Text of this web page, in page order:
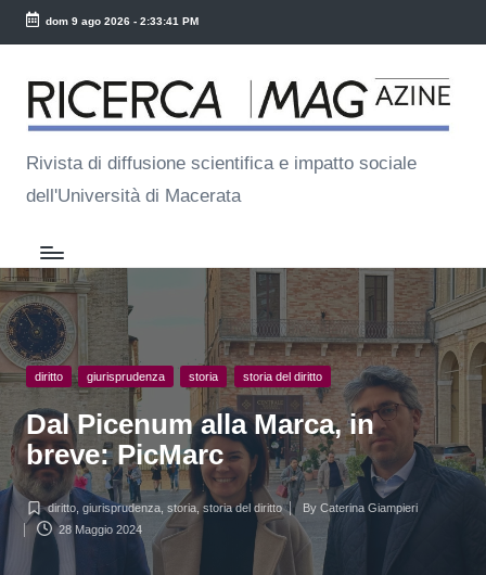
Skip
content
dom 9 ago 2026- 2:33:41 PM
R
ic
e
r
c
a
M
a
g
Rivista di diffusione scientifica e impatto sociale
dell'Università di Macerata
Posted
diritto giurisprudenza storia storia del diritto
Dal Picenum alla Marca, in
breve: PicMarc
Posted
diritto ,giurisprudenza ,storia ,storia del diritto
Posted
by
By Caterina Giampieri
28 Maggio 2024